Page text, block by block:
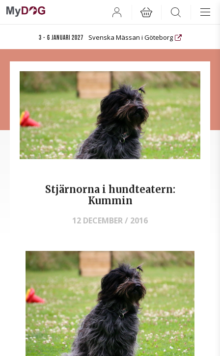
3 - 6 januari 2027 Svenska Mässan i Göteborg
User Search
Stjärnorna i hundteatern:
Kummin
12 DECEMBER / 2016